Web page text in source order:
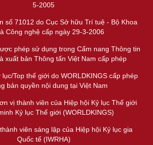
5-2005
số 71012 do Cục Sở hữu Trí tuệ - Bộ Khoa
Công nghệ cấp ngày 29-3-2006
phép sử dụng trong Cẩm nang Thông tin
xuất bản Thông tấn Việt Nam cấp phép
lục/Top thế giới do WORLDKINGS cấp phép
bản quyền nội dung tại Việt Nam
vị thành viên của Hiệp hội Kỷ lục Thế giới
Kỷ lục Thế giới (WORLDKINGS)
viên sáng lập của Hiệp hội Kỷ lục gia
Quốc tế (IWRHA)